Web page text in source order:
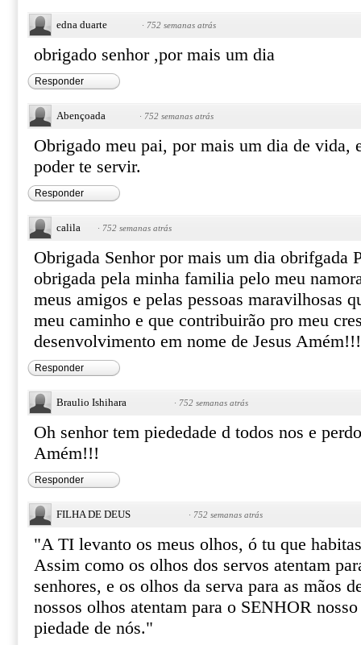
edna duarte · 752 semanas atrás
obrigado senhor ,por mais um dia
Responder
Abençoada · 752 semanas atrás
Obrigado meu pai, por mais um dia de vida,
poder te servir.
Responder
calila · 752 semanas atrás
Obrigada Senhor por mais um dia obrifgada
obrigada pela minha familia pelo meu
meus amigos e pelas pessoas maravilhosas
meu caminho e que contribuirão pro meu
desenvolvimento em nome de Jesus
Responder
Braulio Ishihara · 752 semanas atrás
Oh senhor tem piededade d todos nos e
Amém!!!
Responder
FILHA DE DEUS · 752 semanas atrás
"A TI levanto os meus olhos, ó tu que
Assim como os olhos dos servos atentam
senhores, e os olhos da serva para as mãos
nossos olhos atentam para o SENHOR
piedade de nós."